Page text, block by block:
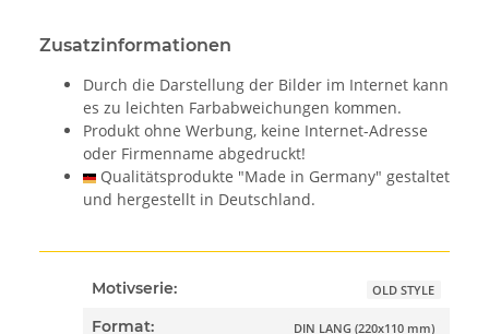
Zusatzinformationen
Durch die Darstellung der Bilder im Internet kann
es zu leichten Farbabweichungen kommen.
Produkt ohne Werbung, keine Internet-Adresse
oder Firmenname abgedruckt!
Qualitätsprodukte "Made in Germany" gestaltet
und hergestellt in Deutschland.
Motivserie: OLD STYLE
Format: DIN LANG (220x110 mm)